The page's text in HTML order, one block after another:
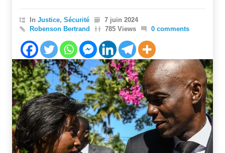
In Justice, Sécurité
7 juin 2024
Robenson Bertrand
785 Views 0 comments